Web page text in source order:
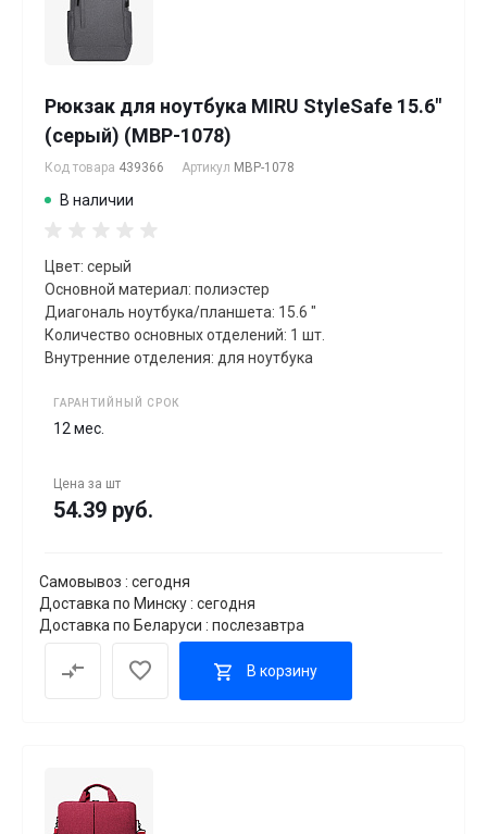
Рюкзак для ноутбука MIRU StyleSafe 15.6"
(серый) (MBP-1078)
Код товара 439366 Артикул MBP-1078
В наличии
Цвет: серый
Основной материал: полиэстер
Диагональ ноутбука/планшета: 15.6 "
Количество основных отделений: 1 шт.
Внутренние отделения: для ноутбука
ГАРАНТИЙНЫЙ СРОК
12 мес.
Цена за шт
54.39 руб.
Самовывоз : сегодня
Доставка по Минску : сегодня
Доставка по Беларуси : послезавтра
В корзину